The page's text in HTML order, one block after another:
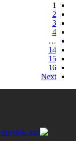
1
2
3
4
…
14
15
16
Next